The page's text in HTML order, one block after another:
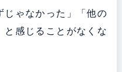
じゃなかった」「他の
と感じることがなくな